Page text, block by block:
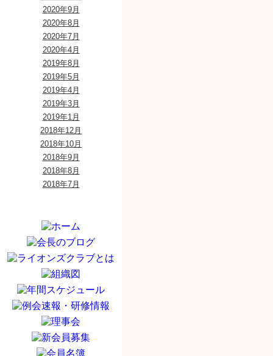
2020年9月
2020年8月
2020年7月
2020年4月
2019年8月
2019年5月
2019年4月
2019年3月
2019年1月
2018年12月
2018年10月
2018年9月
2018年8月
2018年7月